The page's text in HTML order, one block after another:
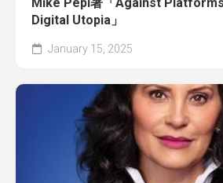
Mike Pepi著「Against
Digital Utopia」
January 15, 2025